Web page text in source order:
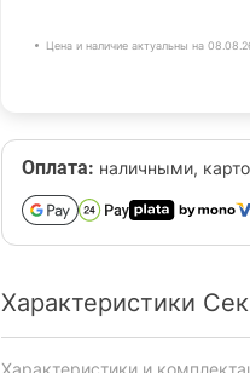
Цена и наличие актуальны на
Оплата: наличными,
Характеристики
Характеристики и